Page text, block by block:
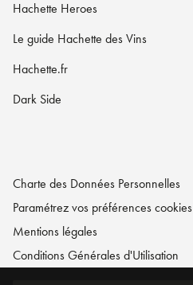
Hachette Heroes
Le guide Hachette des Vins
Hachette.fr
Dark Side
Charte des Données Personnelles
Paramétrez vos préférences cookies
Mentions légales
Conditions Générales d'Utilisation